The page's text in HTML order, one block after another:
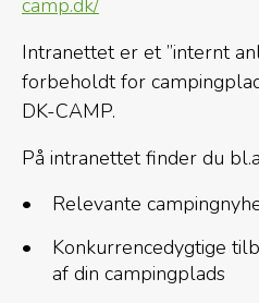
camp.dk/
Intranettet er et ”internt
forbeholdt for
DK-CAMP.
På intranettet finder du
Relevante
Konkurrencedygtige
af din campingplads